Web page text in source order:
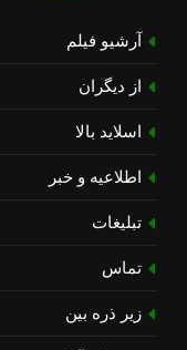
آرشیو فیلم
از دیگران
اسلاید بالا
اطلاعیه و خبر
تبلیغات
تماس
زیر ذره بین